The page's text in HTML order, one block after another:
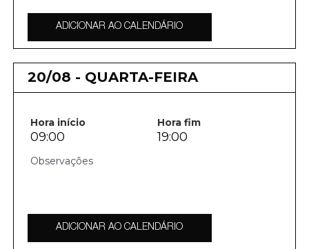
ADICIONAR AO CALENDÁRIO
20/08 - QUARTA-FEIRA
Hora início Hora fim
09:00 19:00
ADICIONAR AO CALENDÁRIO